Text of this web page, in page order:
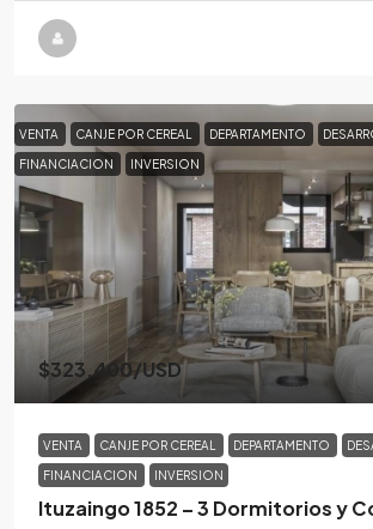
VENTA CANJE POR CEREAL DEPARTAMENTO
FINANCIACION INVERSION
$323,400/USD
VENTA CANJE POR CEREAL DEPARTAMENTO
FINANCIACION INVERSION
Ituzaingo 1852 – 3 Dormitorios y